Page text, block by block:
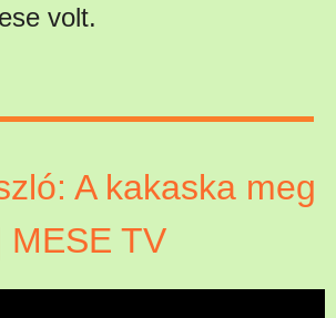
volt.
A kakaska meg
MESE TV